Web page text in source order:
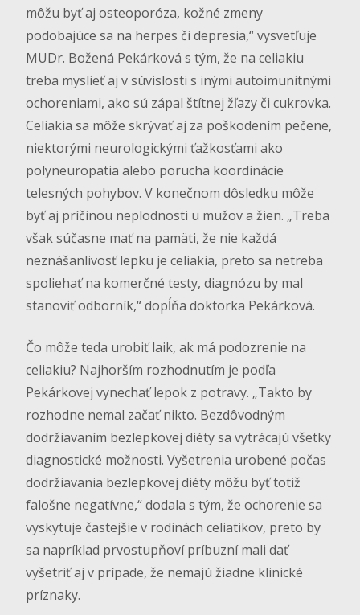
môžu byť aj osteoporóza, kožné zmeny
podobajúce sa na herpes či depresia,“ vysvetľuje
MUDr. Božená Pekárková s tým, že na celiakiu
treba myslieť aj v súvislosti s inými autoimunitnými
ochoreniami, ako sú zápal štítnej žľazy či cukrovka.
Celiakia sa môže skrývať aj za poškodením pečene,
niektorými neurologickými ťažkosťami ako
polyneuropatia alebo porucha koordinácie
telesných pohybov. V konečnom dôsledku môže
byť aj príčinou neplodnosti u mužov a žien. „Treba
však súčasne mať na pamäti, že nie každá
neznášanlivosť lepku je celiakia, preto sa netreba
spoliehať na komerčné testy, diagnózu by mal
stanoviť odborník,“ dopĺňa doktorka Pekárková.
Čo môže teda urobiť laik, ak má podozrenie na
celiakiu? Najhorším rozhodnutím je podľa
Pekárkovej vynechať lepok z potravy. „Takto by
rozhodne nemal začať nikto. Bezdôvodným
dodržiavaním bezlepkovej diéty sa vytrácajú všetky
diagnostické možnosti. Vyšetrenia urobené počas
dodržiavania bezlepkovej diéty môžu byť totiž
falošne negatívne,“ dodala s tým, že ochorenie sa
vyskytuje častejšie v rodinách celiatikov, preto by
sa napríklad prvostupňoví príbuzní mali dať
vyšetriť aj v prípade, že nemajú žiadne klinické
príznaky.